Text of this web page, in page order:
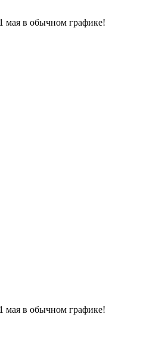
мая в обычном графике!
мая в обычном графике!